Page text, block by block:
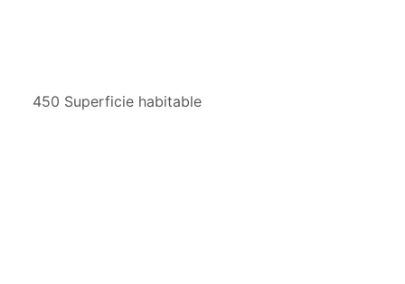
450 Superficie habitable